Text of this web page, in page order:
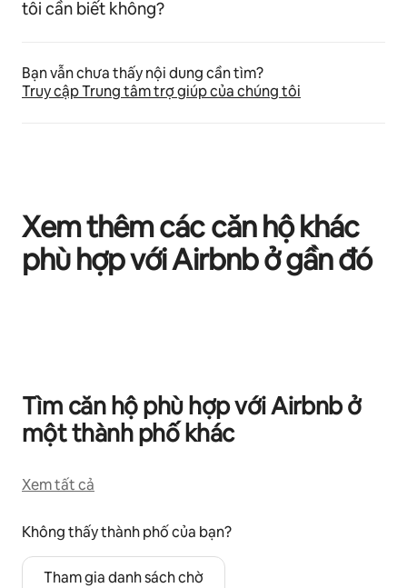
tôi cần biết không?
Bạn vẫn chưa thấy nội dung cần tìm?
Truy cập Trung tâm trợ giúp của chúng tôi
Xem thêm các căn hộ khác
phù hợp với Airbnb ở gần đó
Tìm căn hộ phù hợp với Airbnb ở
một thành phố khác
Xem tất cả
Không thấy thành phố của bạn?
Tham gia danh sách chờ